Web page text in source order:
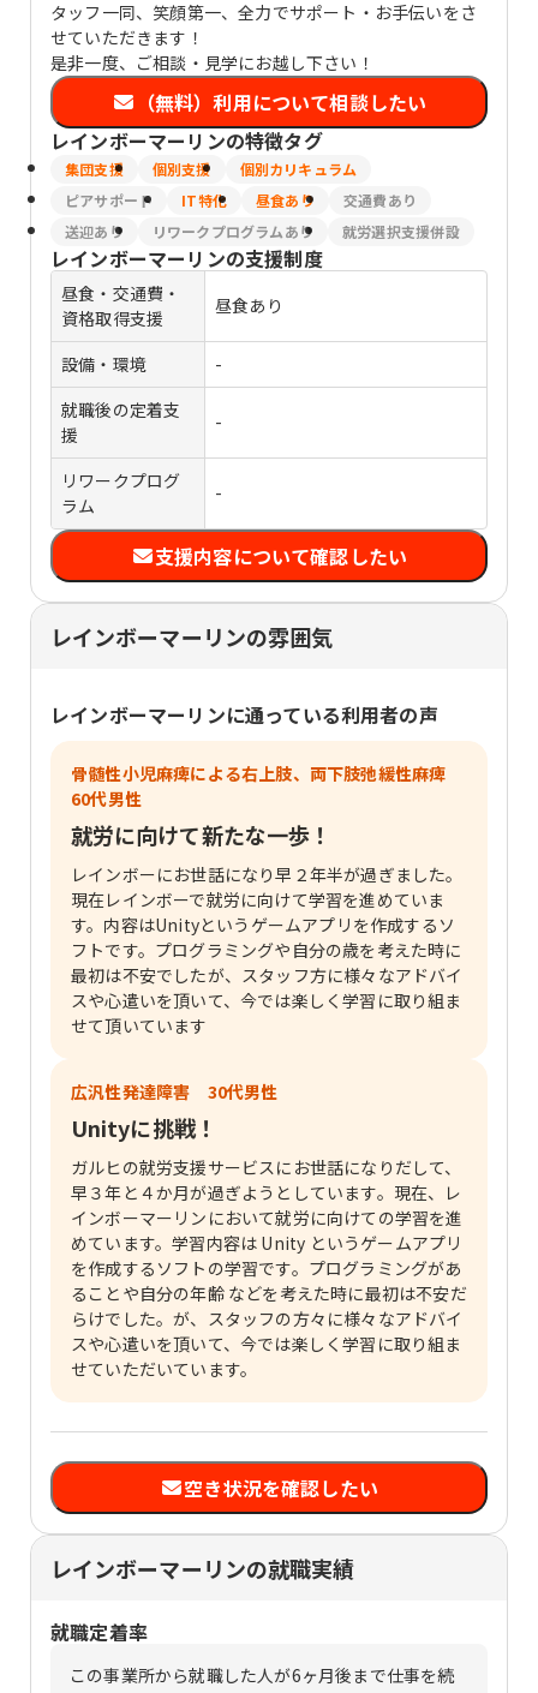
タッフ一同、笑顔第一、全力でサポート・お手伝いをさ
せていただきます！
是非一度、ご相談・見学にお越し下さい！
（無料）利用について相談したい
レインボーマーリンの特徴タグ
集団支援 個別支援
個別カリキュラム
ピアサポート
IT特化 昼食あり
交通費あり
送迎あり
リワークプログラムあり 就労選択支援併設
レインボーマーリンの支援制度
昼食・交通費・
資格取得支援
昼食あり
設備・環境
-
就職後の定着支
援
-
リワークプログ
ラム
-
支援内容について確認したい
レインボーマーリンの雰囲気
レインボーマーリンに通っている利用者の声
骨髄性小児麻痺による右上肢、両下肢弛緩性麻痺
60代男性
就労に向けて新たな一歩！
レインボーにお世話になり早２年半が過ぎました。
現在レインボーで就労に向けて学習を進めていま
す。内容はUnityというゲームアプリを作成するソ
フトです。プログラミングや自分の歳を考えた時に
最初は不安でしたが、スタッフ方に様々なアドバイ
スや心遣いを頂いて、今では楽しく学習に取り組ま
せて頂いています
広汎性発達障害 30代男性
Unityに挑戦！
ガルヒの就労支援サービスにお世話になりだして、
早３年と４か月が過ぎようとしています。現在、レ
インボーマーリンにおいて就労に向けての学習を進
めています。学習内容は Unity というゲームアプリ
を作成するソフトの学習です。プログラミングがあ
ることや自分の年齢 などを考えた時に最初は不安だ
らけでした。が、スタッフの方々に様々なアドバイ
スや心遣いを頂いて、今では楽しく学習に取り組ま
せていただいています。
空き状況を確認したい
レインボーマーリンの就職実績
就職定着率
この事業所から就職した人が6ヶ月後まで仕事を続